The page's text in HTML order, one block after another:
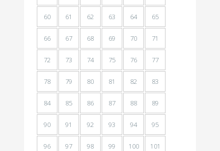
60 61 62 63 64 65
66 67 68 69 70 71
72 73 74 75 76 77
78 79 80 81 82 83
84 85 86 87 88 89
90 91 92 93 94 95
96 97 98 99 100 101